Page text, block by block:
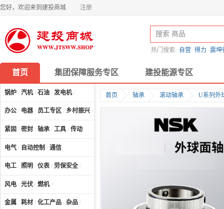
您好，欢迎来到建投商城 注册
热门搜索: 自营 得力 震坤
首页 集团保障服务专区 建投能源专区
锅炉 / 汽机/ 石油 / 发电机/
办公 / 电器 / 员工专区 / 乡村振兴 /
紧固 / 密封 / 轴承 / 工具 / 传动
电气 / 自动控制 / 通信
电工 / 照明 / 仪表 / 劳保安全 /
风电 / 光伏 / 燃机/
金属 / 耗材 / 化工产品 / 杂品 /
首页 轴承 滚动轴承 U系列外